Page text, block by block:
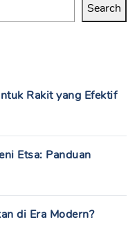
Search
Rakit yang Efektif
Etsa: Panduan
di Era Modern?